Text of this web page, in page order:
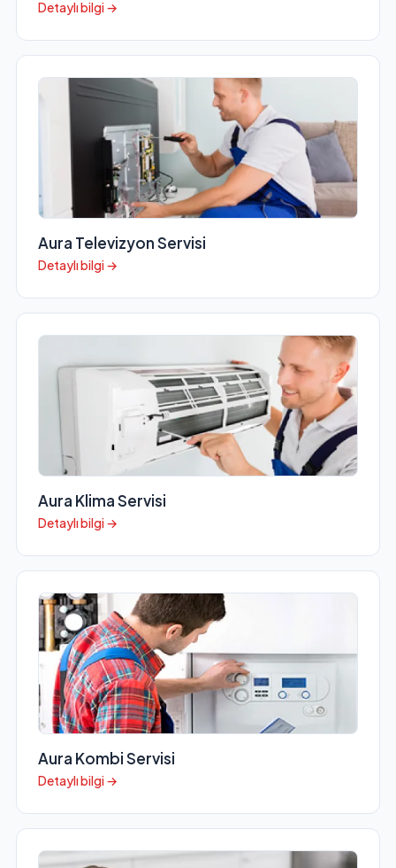
Detaylı bilgi →
Aura Televizyon Servisi
Detaylı bilgi →
Aura Klima Servisi
Detaylı bilgi →
Aura Kombi Servisi
Detaylı bilgi →